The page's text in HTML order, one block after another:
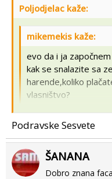
Poljodjelac kaže:
mikemekis kaže:
evo da i ja
kak se snalazite sa
harende,koliko
vlasništvo?
ja sam nedavno
:scratch
A gdje je to "kod vas"
Podravske Sesvete
ŠANANA
Dobro znana faca